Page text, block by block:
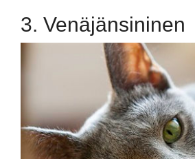
3. Venäjänsininen